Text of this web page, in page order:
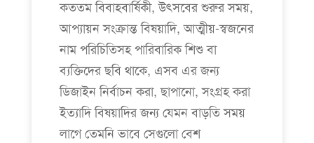
কততম বিবাহবার্ষিকী, উৎসবের শুরুর সময়,
আপ্যায়ন সংক্রান্ত বিষয়াদি, আত্মীয়-স্বজনের
নাম পরিচিতিসহ পারিবারিক শিশু বা
ব্যক্তিদের ছবি থাকে, এসব এর জন্য
ডিজাইন নির্বাচন করা, ছাপানো, সংগ্রহ করা
ইত্যাদি বিষয়াদির জন্য যেমন বাড়তি সময়
লাগে তেমনি ভাবে সেগুলো বেশ